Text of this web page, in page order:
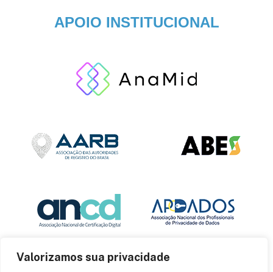
Valorizamos sua privacidade
APOIO INSTITUCIONAL